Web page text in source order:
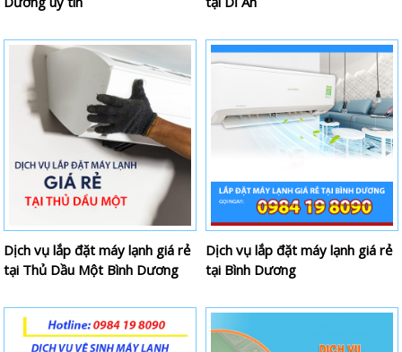
Dịch vụ lắp đặt máy lạnh giá rẻ
tại Thủ Dầu Một Bình Dương
Dịch vụ lắp đặt máy lạnh giá rẻ
tại Bình Dương